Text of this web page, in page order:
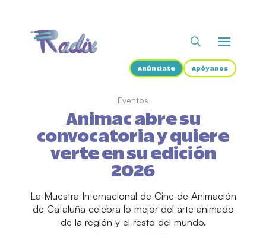
Anúnciate Apóyanos
Eventos
Animac abre su
convocatoria y quiere
verte en su edición
2026
La Muestra Internacional de Cine de Animación
de Cataluña celebra lo mejor del arte animado
de la región y el resto del mundo.